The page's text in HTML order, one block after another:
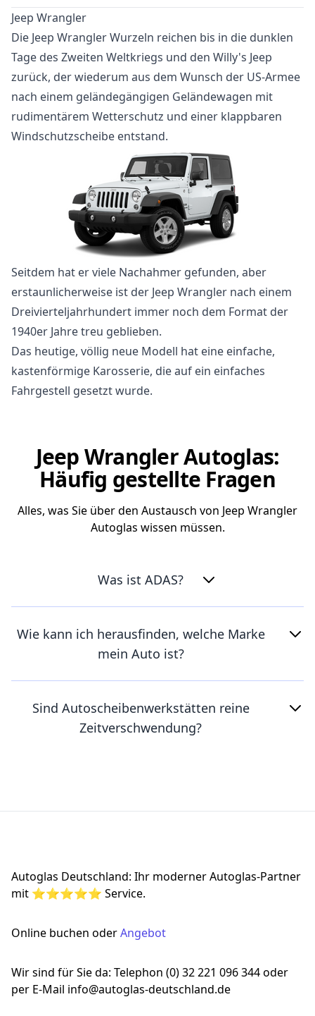
Jeep Wrangler
Die Jeep Wrangler Wurzeln reichen bis in die dunklen
Tage des Zweiten Weltkriegs und den Willy's Jeep
zurück, der wiederum aus dem Wunsch der US-Armee
nach einem geländegängigen Geländewagen mit
rudimentärem Wetterschutz und einer klappbaren
Windschutzscheibe entstand.
Seitdem hat er viele Nachahmer gefunden, aber
erstaunlicherweise ist der Jeep Wrangler nach einem
Dreivierteljahrhundert immer noch dem Format der
1940er Jahre treu geblieben.
Das heutige, völlig neue Modell hat eine einfache,
kastenförmige Karosserie, die auf ein einfaches
Fahrgestell gesetzt wurde.
Jeep Wrangler Autoglas:
Häufig gestellte Fragen
Alles, was Sie über den Austausch von Jeep Wrangler
Autoglas wissen müssen.
Was ist ADAS?
Wie kann ich herausfinden, welche Marke
mein Auto ist?
Sind Autoscheibenwerkstätten reine
Zeitverschwendung?
Autoglas Deutschland: Ihr moderner Autoglas-Partner
mit ⭐⭐⭐⭐⭐ Service.
Online buchen oderAngebot
Wir sind für Sie da: Telephon (0) 32 221 096 344 oder
per E-Mail info@autoglas-deutschland.de